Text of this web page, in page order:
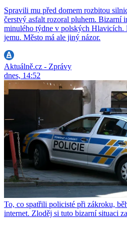
Spravili mu před domem rozbitou
čerstvý asfalt rozoral pluhem. Bizarní
minulého týdne v polských Hlavicích.
jemu. Město má ale jiný názor.
Aktuálně.cz - Zprávy
dnes, 14:52
To, co spatřili policisté při zákroku,
internet. Zloděj si tuto bizarní situaci